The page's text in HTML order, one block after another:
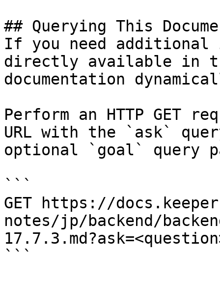
## Querying This
If you need
directly available in
documentation
Perform an HTTP GET
URL with the `ask`
optional `goal` query
```
GET https://
notes/jp/backend/
```